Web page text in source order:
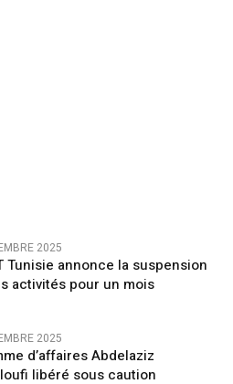
2025
Tunisie annonce la suspension
activités pour un mois
2025
d’affaires Abdelaziz
libéré sous caution